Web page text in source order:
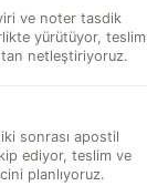
ve noter tasdik
yürütüyor, teslim
netleştiriyoruz.
sonrası apostil
ediyor, teslim ve
planlıyoruz.